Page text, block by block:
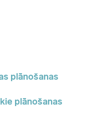
plānošanas
plānošanas